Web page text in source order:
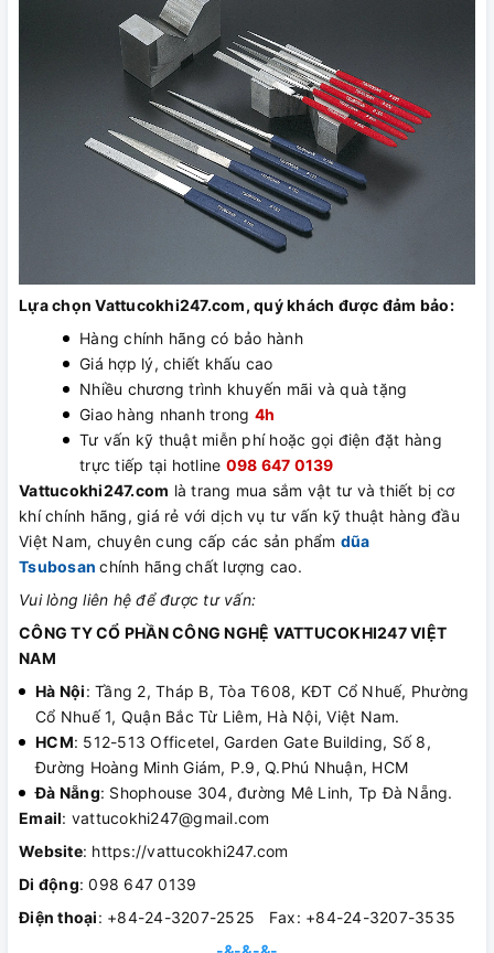
Lựa chọn Vattucokhi247.com, quý khách được đảm bảo:
Hàng chính hãng có bảo hành
Giá hợp lý, chiết khấu cao
Nhiều chương trình khuyến mãi và quà tặng
Giao hàng nhanh trong 4h
Tư vấn kỹ thuật miễn phí hoặc gọi điện đặt hàng
trực tiếp tại hotline 098 647 0139
Vattucokhi247.com là trang mua sắm vật tư và thiết bị cơ
khí chính hãng, giá rẻ với dịch vụ tư vấn kỹ thuật hàng đầu
Việt Nam, chuyên cung cấp các sản phẩm dũa
Tsubosan chính hãng chất lượng cao.
Vui lòng liên hệ để được tư vấn:
CÔNG TY CỔ PHẦN CÔNG NGHỆ VATTUCOKHI247 VIỆT
NAM
Hà Nội: Tầng 2, Tháp B, Tòa T608, KĐT Cổ Nhuế, Phường
Cổ Nhuế 1, Quận Bắc Từ Liêm, Hà Nội, Việt Nam.
HCM: 512-513 Officetel, Garden Gate Building, Số 8,
Đường Hoàng Minh Giám, P.9, Q.Phú Nhuận, HCM
Đà Nẵng: Shophouse 304, đường Mê Linh, Tp Đà Nẵng.
Email: vattucokhi247@gmail.com
Website: https://vattucokhi247.com
Di động: 098 647 0139
Điện thoại: +84-24-3207-2525 Fax: +84-24-3207-3535